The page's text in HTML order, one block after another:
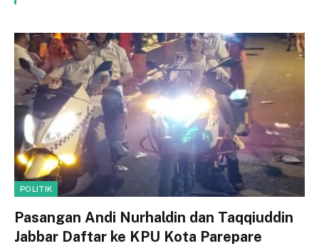
POLITIK
Pasangan Andi Nurhaldin dan Taqqiuddin
Jabbar Daftar ke KPU Kota Parepare